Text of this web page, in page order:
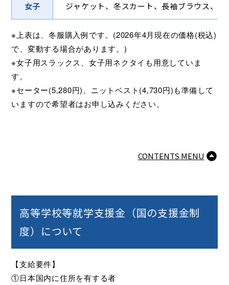
女子 ジャケット、冬スカート、長袖ブラウス、
※上表は、冬服購入例です。(2026年4月現在の価格(税込)
で、変動する場合があります。)
※女子用スラックス、女子用ネクタイも用意していま
す。
※セーター(5,280円)、ニットベスト(4,730円)も準備して
いますので希望者はお申し込みください。
CONTENTS MENU
高等学校等就学支援金（国の支援金制
度）について
【支給要件】
①日本国内に住所を有する者